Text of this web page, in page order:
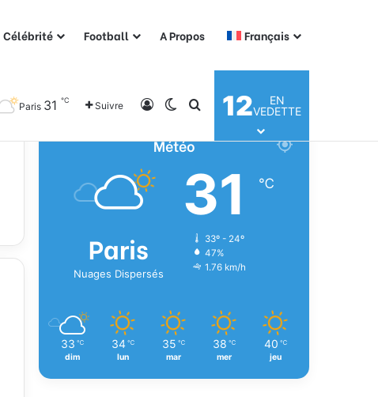
Célébrité Football A Propos Français
Paris 31 ℃ Suivre ConnexionSwitch skin
Rechercher
12
EN
VEDETTE
Météo
Paris
Nuages Dispersés
31 ℃
33º - 24º
47%
1.76 km/h
33 ℃
dim
34 ℃
lun
35 ℃
mar
38 ℃
mer
40 ℃
jeu